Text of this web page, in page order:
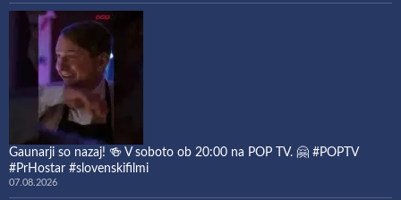
Gaunarji so nazaj! 🍻 V soboto ob 20:00 na POP TV. 🤗 #POPTV
#PrHostar #slovenskifilmi
07.08.2026